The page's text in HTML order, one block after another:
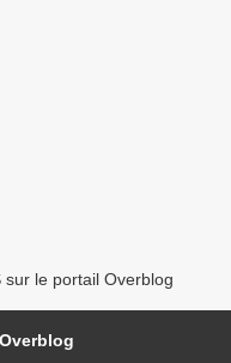
le portail Overblog